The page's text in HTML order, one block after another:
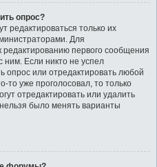
опрос?
редактироваться только их
Для
первого сообщения
ним. Если никто не успел
опрос или отредактировать любой
то уже проголосовал, то только
отредактировать или удалить
было менять варианты